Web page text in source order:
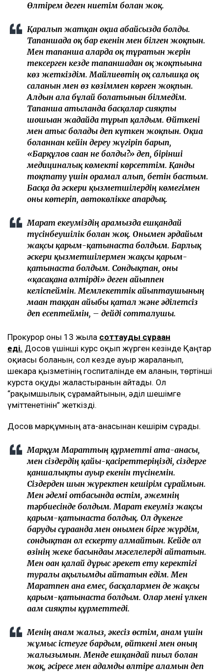
Өлтірем деген ниетім болған жоқ.
Қаралып жатқан оқиға абайсызда болды.
Тапаншада оқ бар екенін мен білген жоқпын.
Мен тапанша аларда оқ тұратын жерін
тексерген кезде тапаншадан оқ жоқтығына
көз жеткіздім. Майлиевтің оқ салғышқа оқ
салғанын мен өз көзіммен көрген жоқпын.
Алдын ала бұлай болатынын білмедім.
Тапанша атылғанда басқалар сияқты
шошыған жағдайда тұрып қалдым. Өйткені
мен атыс болады деп күткен жоқпын. Оқиға
болғаннан кейін дереу жүгіріп барып,
«Барқұлов саған не болды?» деп, бірінші
медициналық көмекті көрсеттім. Қанды
тоқтату үшін орамал алып, бетін бастым.
Басқа да әскери қызметшілердің көмегімен
оны көтеріп, автокөлікке апардық.
Марат екеуміздің арамызда ешқандай
түсінбеушілік болған жоқ. Онымен әрдайым
жақсы қарым-қатынаста болдым. Барлық
әскери қызметшілермен жақсы қарым-
қатынаста болдым. Сондықтан, оны
«қасақана өлтірді» деген айыппен
келіспеймін. Мемлекеттік айыптаушының
маған таққан айыбы қатал және әділетсіз
деп есептеймін, – дейді сотталушы.
Прокурор оны 13 жылға соттауды сұраған
еді. Досов үшінші курс оқып жүрген кезінде Қаңтар
оқиғасы болғанын, сол кезде ауыр жараланып,
шекара қызметінің госпиталінде ем алғанын, төртінші
курста оқуды жалғастырғанын айтады. Ол
“рақымшылық сұрамайтынын, әділ шешімге
үміттенетінін” жеткізді.
Досов марқұмның ата-анасынан кешірім сұрады.
Марқұм Мараттың құрметті ата-анасы,
мен сіздердің қайғы-қасіреттеріңізді, сіздерге
қаншалықты ауыр екенін түсінемін.
Сіздерден шын жүректен кешірім сұраймын.
Мен әдемі отбасында өстім, әжемнің
тәрбиесінде болдым. Марат екеуміз жақсы
қарым-қатынаста болдық. Ол дүкенге
баруды сұрағанда мен онымен бірге жүрдім,
сондықтан ол ескерту алмайтын. Кейде ол
өзінің жеке басындағы мәселелерді айтатын.
Мен оған қалай дұрыс әрекет ету керектігі
туралы ақылымды айтатын едім. Мен
Маратпен ғана емес, басқалармен де жақсы
қарым-қатынаста болдым. Олар мені үлкен
ағам сияқты құрметтеді.
Менің анам жалғыз, әкесіз өстім, анам үшін
жұмыс істеуге бардым, өйткені мен оның
жалғызымын. Менде ешқандай пиғыл болған
жоқ, әсіресе мен адамды өлтіре аламын деп